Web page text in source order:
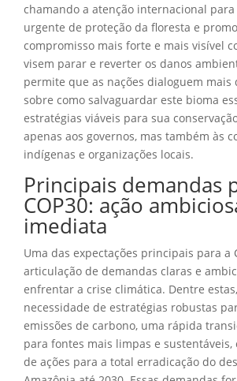
chamando a atenção internacional para
urgente de proteção da floresta e
compromisso mais forte e mais visível
visem parar e reverter os danos
permite que as nações dialoguem mais
sobre como salvaguardar este bioma
estratégias viáveis para sua
apenas aos governos, mas também às
indígenas e organizações locais.
Principais demandas
COP30: ação
imediata
Uma das expectações principais para a
articulação de demandas claras e
enfrentar a crise climática. Dentre
necessidade de estratégias robustas
emissões de carbono, uma rápida
para fontes mais limpas e sustentáveis,
de ações para a total erradicação do